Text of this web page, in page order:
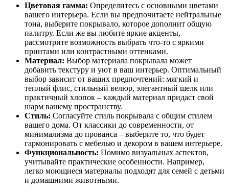
Цветовая гамма: Определитесь с основными цветами
вашего интерьера. Если вы предпочитаете нейтральные
тона, выберите покрывало, которое дополнит общую
палитру. Если же вы любите яркие акценты,
рассмотрите возможность выбрать что-то с яркими
принтами или контрастными оттенками.
Материал: Выбор материала покрывала может
добавить текстуру и уют в ваш интерьер. Оптимальный
выбор зависит от ваших предпочтений: мягкий и
теплый флис, стильный велюр, элегантный шелк или
практичный хлопок – каждый материал придаст свой
шарм вашему пространству.
Стиль: Согласуйте стиль покрывала с общим стилем
вашего дома. От классики до современности, от
минимализма до прованса – выберите то, что будет
гармонировать с мебелью и декором в вашем интерьере.
Функциональность: Помимо визуальных аспектов,
учитывайте практические особенности. Например,
легко моющиеся материалы подходят для семей с детьми
и домашними животными.